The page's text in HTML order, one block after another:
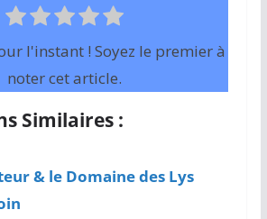
l'instant ! Soyez le premier à
noter cet article.
Similaires :
& le Domaine des Lys